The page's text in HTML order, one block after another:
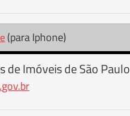
(para Iphone)
de Imóveis de São Paulo